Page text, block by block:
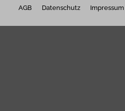
AGB Datenschutz Impressum